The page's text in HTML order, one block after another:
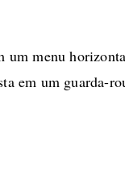
um menu
em um guarda-